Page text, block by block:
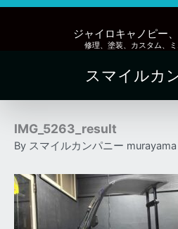
内
ッ
ジャイロキャノピー
修理、塗装、カスタム、
スマイルカ
IMG_5263_result
By スマイルカンパニー murayama